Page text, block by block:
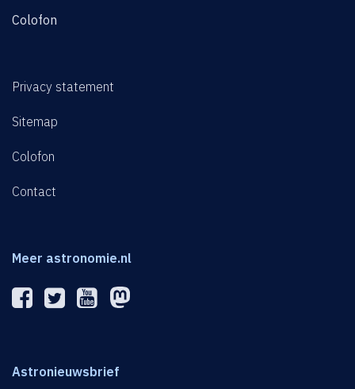
Colofon
Privacy statement
Sitemap
Colofon
Contact
Meer astronomie.nl
Astronieuwsbrief